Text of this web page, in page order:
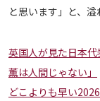
と思います」と、溢
英国人が見た日本
薫は人間じゃない」
どこよりも早い